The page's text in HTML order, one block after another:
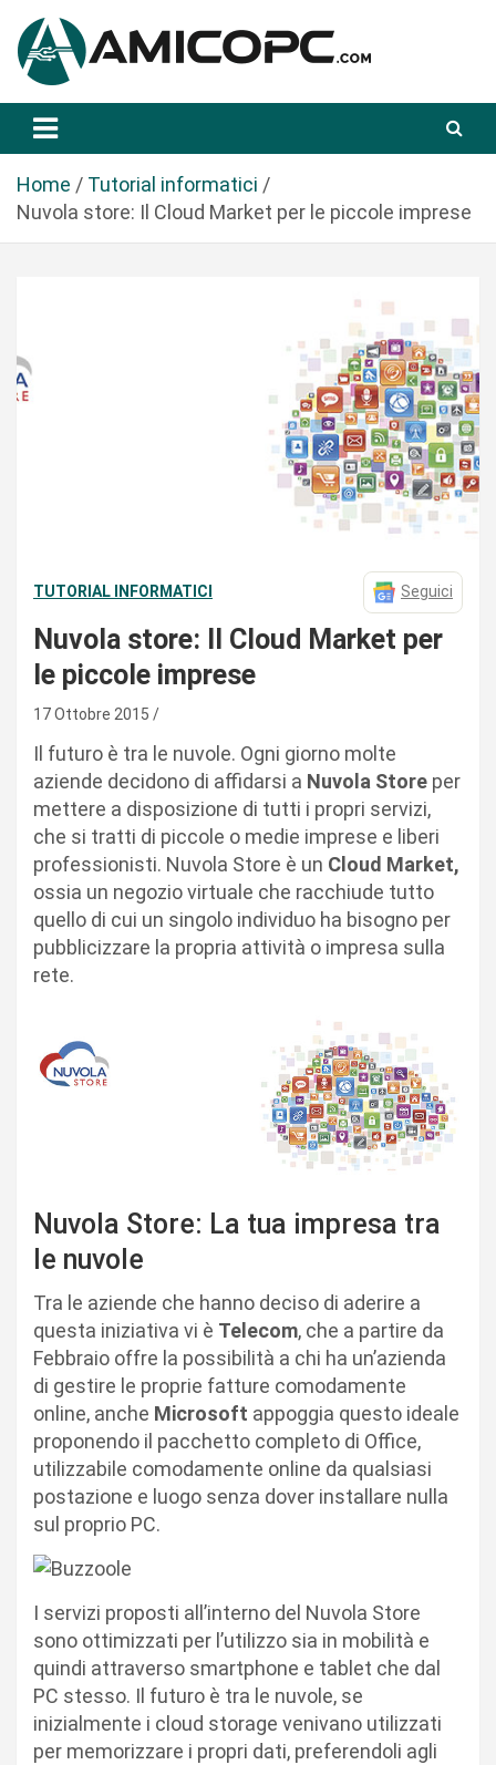
a
Amicopc.com
Home
Tutorial informatici
Nuvola store: Il Cloud Market per le piccole imprese
TUTORIAL INFORMATICI Seguici
Nuvola store: Il Cloud Market per
le piccole imprese
17 Ottobre 2015
Il futuro è tra le nuvole. Ogni giorno molte
aziende decidono di affidarsi a Nuvola Store per
mettere a disposizione di tutti i propri servizi,
che si tratti di piccole o medie imprese e liberi
professionisti. Nuvola Store è un Cloud Market,
ossia un negozio virtuale che racchiude tutto
quello di cui un singolo individuo ha bisogno per
pubblicizzare la propria attività o impresa sulla
rete.
Nuvola Store: La tua impresa tra
le nuvole
Tra le aziende che hanno deciso di aderire a
questa iniziativa vi è Telecom, che a partire da
Febbraio offre la possibilità a chi ha un’azienda
di gestire le proprie fatture comodamente
online, anche Microsoft appoggia questo ideale
proponendo il pacchetto completo di Office,
utilizzabile comodamente online da qualsiasi
postazione e luogo senza dover installare nulla
sul proprio PC.
I servizi proposti all’interno del Nuvola Store
sono ottimizzati per l’utilizzo sia in mobilità e
quindi attraverso smartphone e tablet che dal
PC stesso. Il futuro è tra le nuvole, se
inizialmente i cloud storage venivano utilizzati
per memorizzare i propri dati, preferendoli agli